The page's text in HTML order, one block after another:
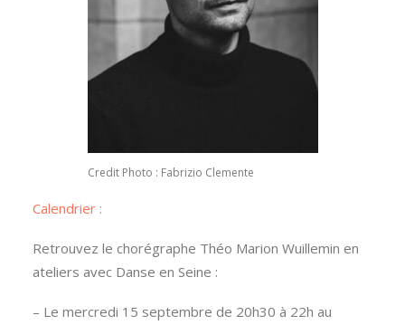
Credit Photo : Fabrizio Clemente
Calendrier :
Retrouvez le chorégraphe Théo Marion Wuillemin en
ateliers avec Danse en Seine :
– Le mercredi 15 septembre de 20h30 à 22h au